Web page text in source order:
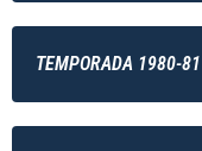
TEMPORADA 1980-81